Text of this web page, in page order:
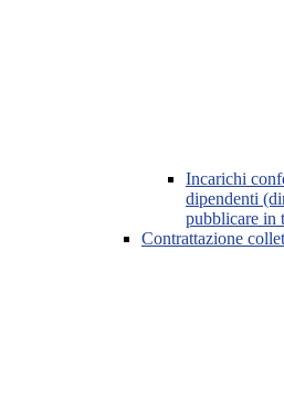
Incarichi
dipendenti
pubblicare in
Contrattazione